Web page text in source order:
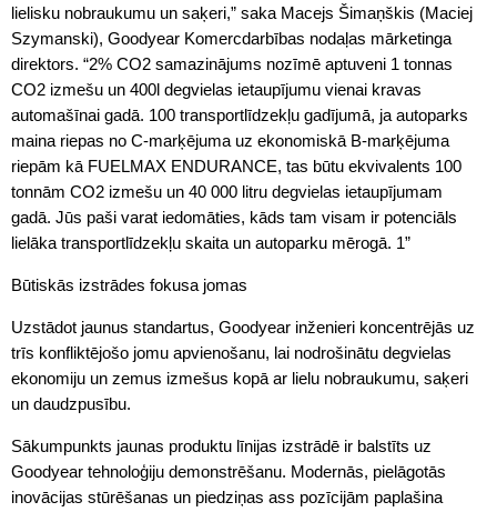
lielisku nobraukumu un saķeri,” saka Macejs Šimaņškis (Maciej
Szymanski), Goodyear Komercdarbības nodaļas mārketinga
direktors. “2% CO2 samazinājums nozīmē aptuveni 1 tonnas
CO2 izmešu un 400l degvielas ietaupījumu vienai kravas
automašīnai gadā. 100 transportlīdzekļu gadījumā, ja autoparks
maina riepas no C-marķējuma uz ekonomiskā B-marķējuma
riepām kā FUELMAX ENDURANCE, tas būtu ekvivalents 100
tonnām CO2 izmešu un 40 000 litru degvielas ietaupījumam
gadā. Jūs paši varat iedomāties, kāds tam visam ir potenciāls
lielāka transportlīdzekļu skaita un autoparku mērogā. 1”
Būtiskās izstrādes fokusa jomas
Uzstādot jaunus standartus, Goodyear inženieri koncentrējās uz
trīs konfliktējošo jomu apvienošanu, lai nodrošinātu degvielas
ekonomiju un zemus izmešus kopā ar lielu nobraukumu, saķeri
un daudzpusību.
Sākumpunkts jaunas produktu līnijas izstrādē ir balstīts uz
Goodyear tehnoloģiju demonstrēšanu. Modernās, pielāgotās
inovācijas stūrēšanas un piedziņas ass pozīcijām paplašina